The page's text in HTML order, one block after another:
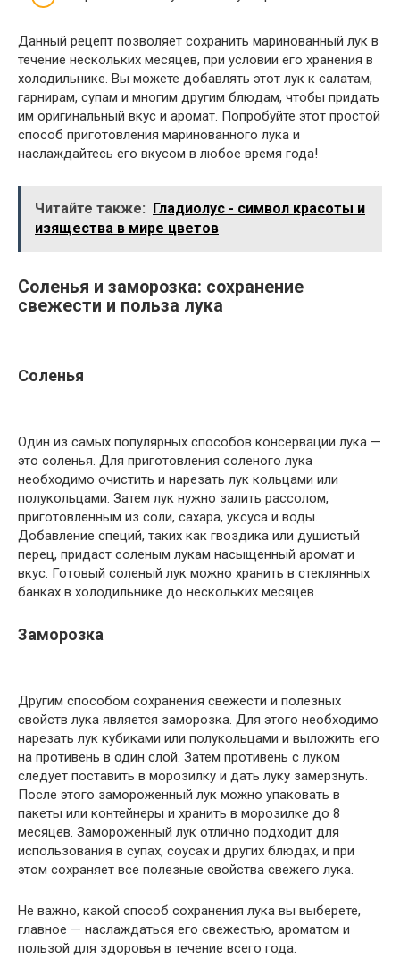
Данный рецепт позволяет сохранить маринованный лук в
течение нескольких месяцев, при условии его хранения в
холодильнике. Вы можете добавлять этот лук к салатам,
гарнирам, супам и многим другим блюдам, чтобы придать
им оригинальный вкус и аромат. Попробуйте этот простой
способ приготовления маринованного лука и
наслаждайтесь его вкусом в любое время года!
Читайте также: Гладиолус - символ красоты и
изящества в мире цветов
Соленья и заморозка: сохранение
свежести и польза лука
Соленья
Один из самых популярных способов консервации лука —
это соленья. Для приготовления соленого лука
необходимо очистить и нарезать лук кольцами или
полукольцами. Затем лук нужно залить рассолом,
приготовленным из соли, сахара, уксуса и воды.
Добавление специй, таких как гвоздика или душистый
перец, придаст соленым лукам насыщенный аромат и
вкус. Готовый соленый лук можно хранить в стеклянных
банках в холодильнике до нескольких месяцев.
Заморозка
Другим способом сохранения свежести и полезных
свойств лука является заморозка. Для этого необходимо
нарезать лук кубиками или полукольцами и выложить его
на противень в один слой. Затем противень с луком
следует поставить в морозилку и дать луку замерзнуть.
После этого замороженный лук можно упаковать в
пакеты или контейнеры и хранить в морозилке до 8
месяцев. Замороженный лук отлично подходит для
использования в супах, соусах и других блюдах, и при
этом сохраняет все полезные свойства свежего лука.
Не важно, какой способ сохранения лука вы выберете,
главное — наслаждаться его свежестью, ароматом и
пользой для здоровья в течение всего года.